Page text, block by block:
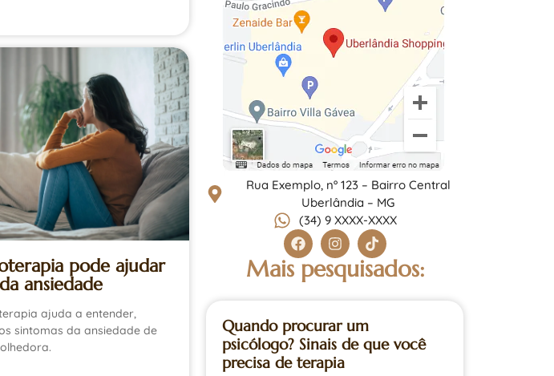
pode ajudar
ansiedade
ajuda a entender,
sintomas da ansiedade de
Rua Exemplo, nº 123 – Bairro Central
Uberlândia – MG
(34) 9 XXXX-XXXX
Mais pesquisados:
Quando procurar um
psicólogo? Sinais de que você
precisa de terapia